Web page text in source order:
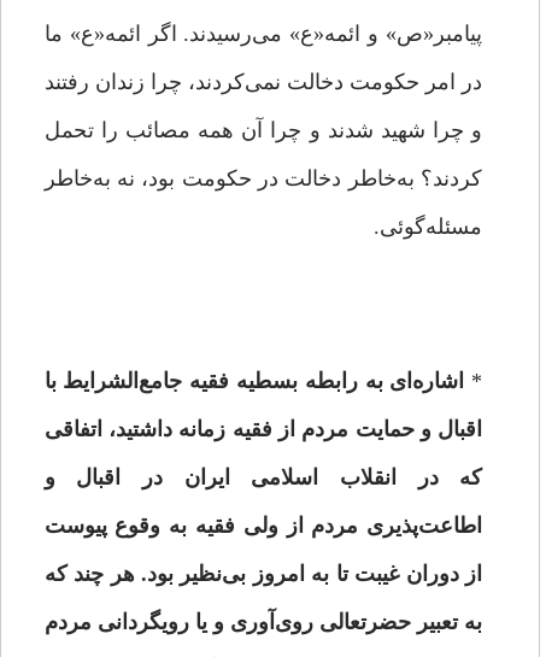
پیامبر«ص» و ائمه«ع» می‌رسیدند. اگر ائمه«ع» ما
در امر حکومت دخالت نمی‌کردند، چرا زندان رفتند
و چرا شهید شدند و چرا آن همه مصائب را تحمل
کردند؟ به‌خاطر دخالت در حکومت بود، نه به‌خاطر
مسئله‌گوئی.
* اشاره‌ای به رابطه بسطیه فقیه جامع‌الشرایط با
اقبال و حمایت مردم از فقیه زمانه داشتید، اتفاقی
که در انقلاب اسلامی ایران در اقبال و
اطاعت‌پذیری مردم از ولی فقیه به وقوع پیوست
از دوران غیبت تا به امروز بی‌نظیر بود. هر چند که
به تعبیر حضرتعالی روی‌آوری و یا رویگردانی مردم